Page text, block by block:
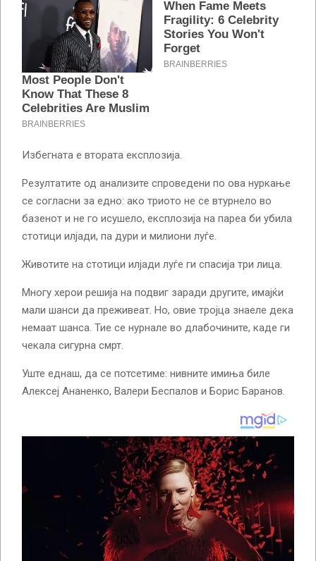
Избегната е втората експлозија.
Резултатите од анализите спроведени по ова нуркање
се согласни за едно: ако триото не се втурнело во
базенот и не го исушело, експлозија на пареа би убила
стотици илјади, па дури и милиони луѓе.
Животите на стотици илјади луѓе ги спасија три лица.
Многу херои решија на подвиг заради другите, имајќи
мали шанси да преживеат. Но, овие тројца знаеле дека
немаат шанса. Тие се нурнале во длабочините, каде ги
чекала сигурна смрт.
Уште еднаш, да се потсетиме: нивните имиња биле
Алексеј Ананенко, Валери Беспалов и Борис Баранов.